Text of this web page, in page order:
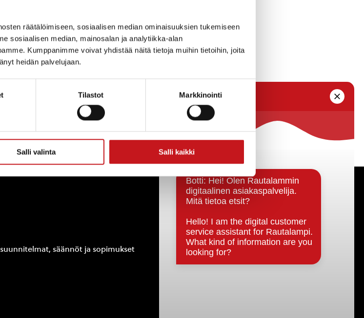
räätälöimiseen, sosiaalisen median ominaisuuksien tukemiseen
sosiaalisen median, mainosalan ja analytiikka-alan
Kumppanimme voivat yhdistää näitä tietoja muihin tietoihin, joita
heidän palvelujaan.
Tilastot Markkinointi
Salli valinta Salli kaikki
koskien. Valtaosin rokotukset
Rokotusmäärien odotetaan vauhdittuvan
säännöt ja sopimukset
Päätöksenteko ja lähidemokratia
Päätökset, esityslistat & pöytäkirjat
Hallinto
Kunnanhallitus
Kunnanvaltuusto